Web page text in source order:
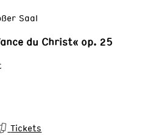
Saal
du Christ« op. 25
Tickets